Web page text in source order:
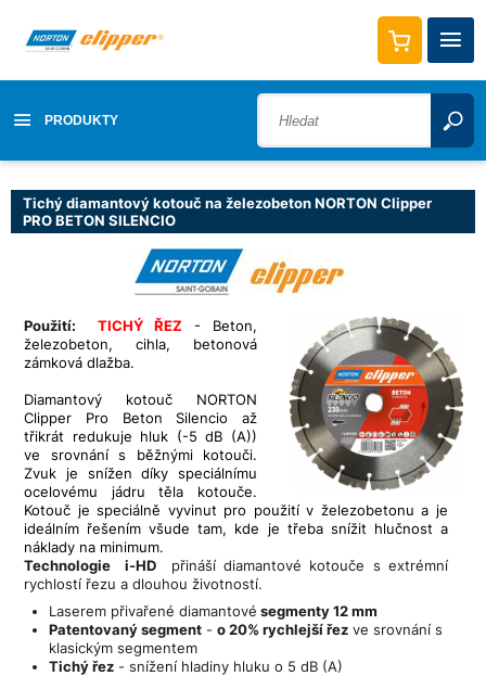
PRODUKTY
Tichý diamantový kotouč na železobeton NORTON Clipper
PRO BETON SILENCIO
Použití: TICHÝ ŘEZ - Beton,
železobeton, cihla, betonová
zámková dlažba.
Diamantový kotouč NORTON
Clipper Pro Beton Silencio až
třikrát redukuje hluk (-5 dB (A))
ve srovnání s běžnými kotouči.
Zvuk je snížen díky speciálnímu
ocelovému jádru těla kotouče.
Kotouč je speciálně vyvinut pro použití v železobetonu a je
ideálním řešením všude tam, kde je třeba snížit hlučnost a
náklady na minimum.
Technologie i-HD
přináší diamantové kotouče s extrémní
rychlostí řezu a dlouhou životností.
Laserem přivařené diamantové segmenty 12 mm
Patentovaný segment - o 20% rychlejší řez ve srovnání s
klasickým segmentem
Tichý řez - snížení hladiny hluku o 5 dB (A)